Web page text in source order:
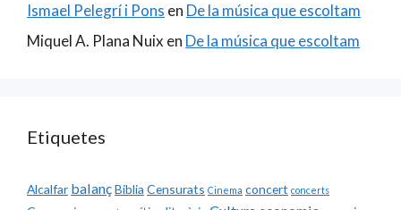
Ismael Pelegrí i Pons en De la música que escoltam
Miquel A. Plana Nuix en De la música que escoltam
Etiquetes
Alcalfar balançBiblia Censurats Cinema concert concerts